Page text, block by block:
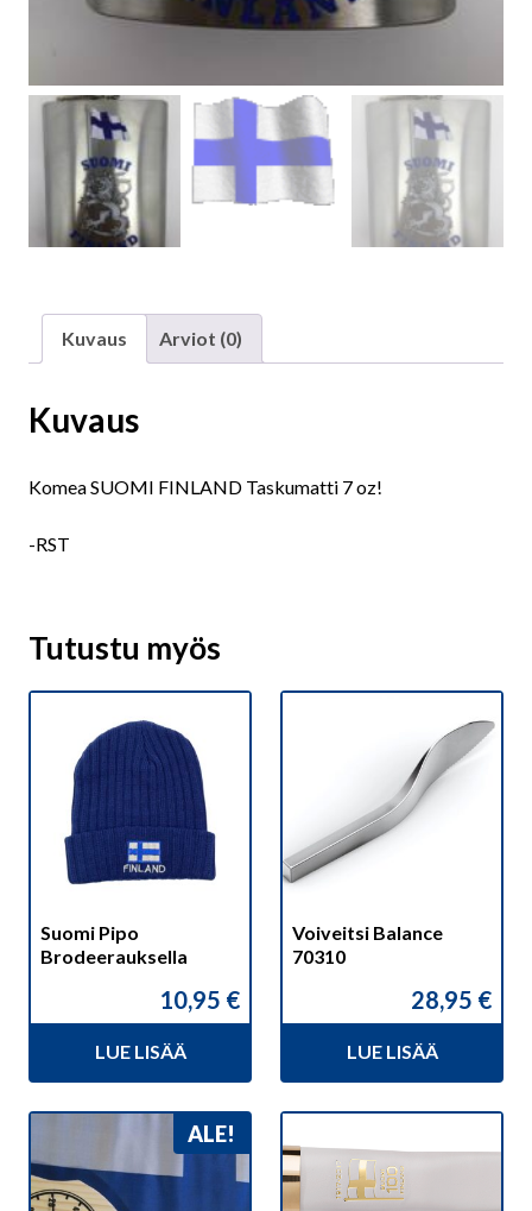
Kuvaus Arviot (0)
Kuvaus
Komea SUOMI FINLAND Taskumatti 7 oz!
-RST
Tutustu myös
Suomi Pipo
Brodeerauksella
10,95 €
LUE LISÄÄ
Voiveitsi Balance
70310
28,95 €
LUE LISÄÄ
ALE!